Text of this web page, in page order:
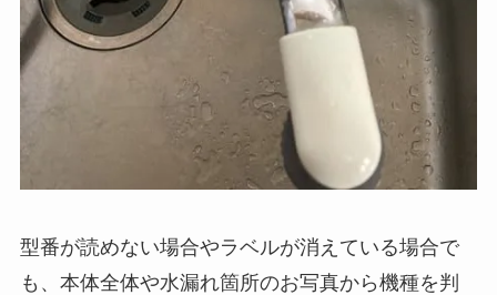
型番が読めない場合やラベルが消えている場合で
も、本体全体や水漏れ箇所のお写真から機種を判